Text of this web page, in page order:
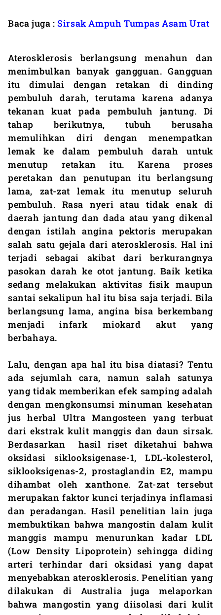
Baca juga : Sirsak Ampuh Tumpas Asam Urat
Aterosklerosis berlangsung menahun dan
menimbulkan banyak gangguan. Gangguan
itu dimulai dengan retakan di dinding
pembuluh darah, terutama karena adanya
tekanan kuat pada pembuluh jantung. Di
tahap berikutnya, tubuh berusaha
memulihkan diri dengan menempatkan
lemak ke dalam pembuluh darah untuk
menutup retakan itu. Karena proses
peretakan dan penutupan itu berlangsung
lama, zat-zat lemak itu menutup seluruh
pembuluh. Rasa nyeri atau tidak enak di
daerah jantung dan dada atau yang dikenal
dengan istilah angina pektoris merupakan
salah satu gejala dari aterosklerosis. Hal ini
terjadi sebagai akibat dari berkurangnya
pasokan darah ke otot jantung. Baik ketika
sedang melakukan aktivitas fisik maupun
santai sekalipun hal itu bisa saja terjadi. Bila
berlangsung lama, angina bisa berkembang
menjadi infark miokard akut yang
berbahaya.
Lalu, dengan apa hal itu bisa diatasi? Tentu
ada sejumlah cara, namun salah satunya
yang tidak memberikan efek samping adalah
dengan mengkonsumsi minuman kesehatan
jus herbal Ultra Mangosteen yang terbuat
dari ekstrak kulit manggis dan daun sirsak.
Berdasarkan hasil riset diketahui bahwa
oksidasi siklooksigenase-1, LDL-kolesterol,
siklooksigenas-2, prostaglandin E2, mampu
dihambat oleh xanthone. Zat-zat tersebut
merupakan faktor kunci terjadinya inflamasi
dan peradangan. Hasil penelitian lain juga
membuktikan bahwa mangostin dalam kulit
manggis mampu menurunkan kadar LDL
(Low Density Lipoprotein) sehingga diding
arteri terhindar dari oksidasi yang dapat
menyebabkan aterosklerosis. Penelitian yang
dilakukan di Australia juga melaporkan
bahwa mangostin yang diisolasi dari kulit